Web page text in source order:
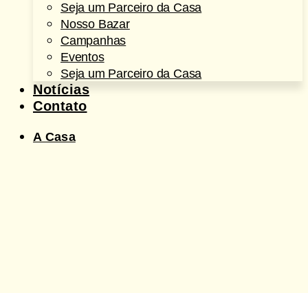
Seja um Parceiro da Casa
Nosso Bazar
Campanhas
Eventos
Seja um Parceiro da Casa
Notícias
Contato
A Casa